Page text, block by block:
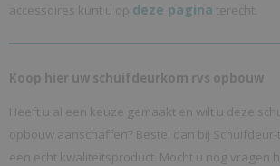
accessoires kunt u op deze pagina terecht.
Koop hier uw schuifdeurkom rvs opbouw
Heeft u al een keuze gemaakt en wilt u deze
opbouw aanschaffen? Bestel dan bij
een echt kwaliteitsproduct. Mocht u nog vragen